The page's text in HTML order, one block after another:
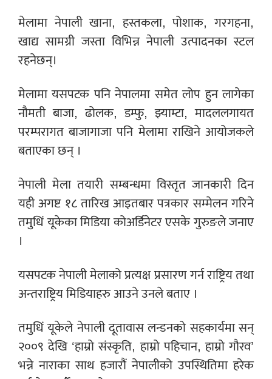
मेलामा नेपाली खाना, हस्तकला, पोशाक, गरगहना,
खाद्य सामग्री जस्ता विभिन्न नेपाली उत्पादनका स्टल
रहनेछन्।
मेलामा यसपटक पनि नेपालमा समेत लोप हुन लागेका
नौमती बाजा, ढोलक, डम्फु, झ्याम्टा, मादललगायत
परम्परागत बाजागाजा पनि मेलामा राखिने आयोजकले
बताएका छन् ।
नेपाली मेला तयारी सम्बन्धमा विस्तृत जानकारी दिन
यही अगष्ट १८ तारिख आइतबार पत्रकार सम्मेलन गरिने
तमुधिं यूकेका मिडिया कोअर्डिनेटर एसके गुरुङले जनाए
।
यसपटक नेपाली मेलाको प्रत्यक्ष प्रसारण गर्न राष्ट्रिय तथा
अन्तराष्ट्रिय मिडियाहरु आउने उनले बताए ।
तमुधिं यूकेले नेपाली दूतावास लन्डनको सहकार्यमा सन्
२००९ देखि ‘हाम्रो संस्कृति, हाम्रो पहिचान, हाम्रो गौरव’
भन्ने नाराका साथ हजारौं नेपालीको उपस्थितिमा हरेक